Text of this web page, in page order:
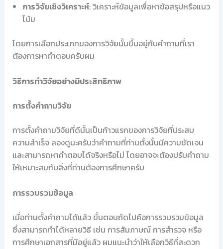
การวิจัยเชิงวิเคราะห์: วิเคราะห์ข้อมูลเพื่อหาข้อสรุปหรือแนว
โน้ม
โดยการเลือกประเภทของการวิจัยนั้นขึ้นอยู่กับคำถามที่เรา
ต้องการหาคำตอบครับผม
วิธีการทำวิจัยอย่างมีประสิทธิภาพ
การตั้งคำถามวิจัย
การตั้งคำถามวิจัยที่ดีนั้นเป็นก้าวแรกของการวิจัยที่ประสบ
ความสำเร็จ ลองดูนะครับว่าคำถามที่ท่านตั้งนั้นมีความชัดเจน
และสามารถหาคำตอบได้จริงหรือไม่ โดยอาจจะต้องปรับคำถาม
ให้เหมาะสมกับสิ่งที่ท่านต้องการศึกษาครับ
การรวบรวมข้อมูล
เมื่อท่านตั้งคำถามได้แล้ว ขั้นตอนถัดไปคือการรวบรวมข้อมูล
ซึ่งสามารถทำได้หลายวิธี เช่น การสัมภาษณ์ การสำรวจ หรือ
การศึกษาเอกสารที่มีอยู่แล้ว ผมแนะนำว่าให้เลือกวิธีที่สะดวก